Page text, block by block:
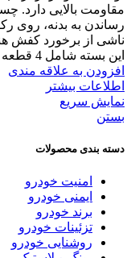
مقاومت بالایی دارد.
رساندن به بدنه،
ناشی از برخورد کفش
این بسته شامل 4 قطعه برای چهار درب خودرو است.
افزودن به علاقه مندی
اطلاعات بیشتر
نمایش سریع
بستن
دسته بندی محصولات
امنیت خودرو
ایمنی خودرو
برند خودرو
تزئینات خودرو
روشنایی خودرو